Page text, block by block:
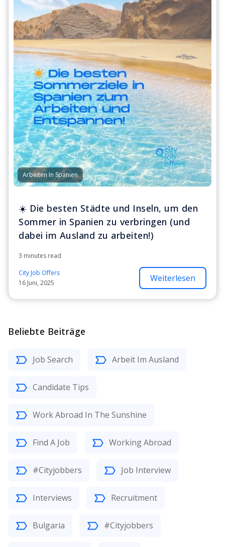
Beliebte Beiträge
Job Search Arbeit Im Ausland
Candidate Tips
Work Abroad In The Sunshine
Find A Job Working Abroad
#Cityjobbers Job Interview
Interviews Recruitment
Bulgaria #Cityjobbers
Arbeiten In Spanien
☀️ Die besten Städte und Inseln, um den
Sommer in Spanien zu verbringen (und
dabei im Ausland zu arbeiten!)
3 minutes read
City Job Offers
16 Juni, 2025
Weiterlesen